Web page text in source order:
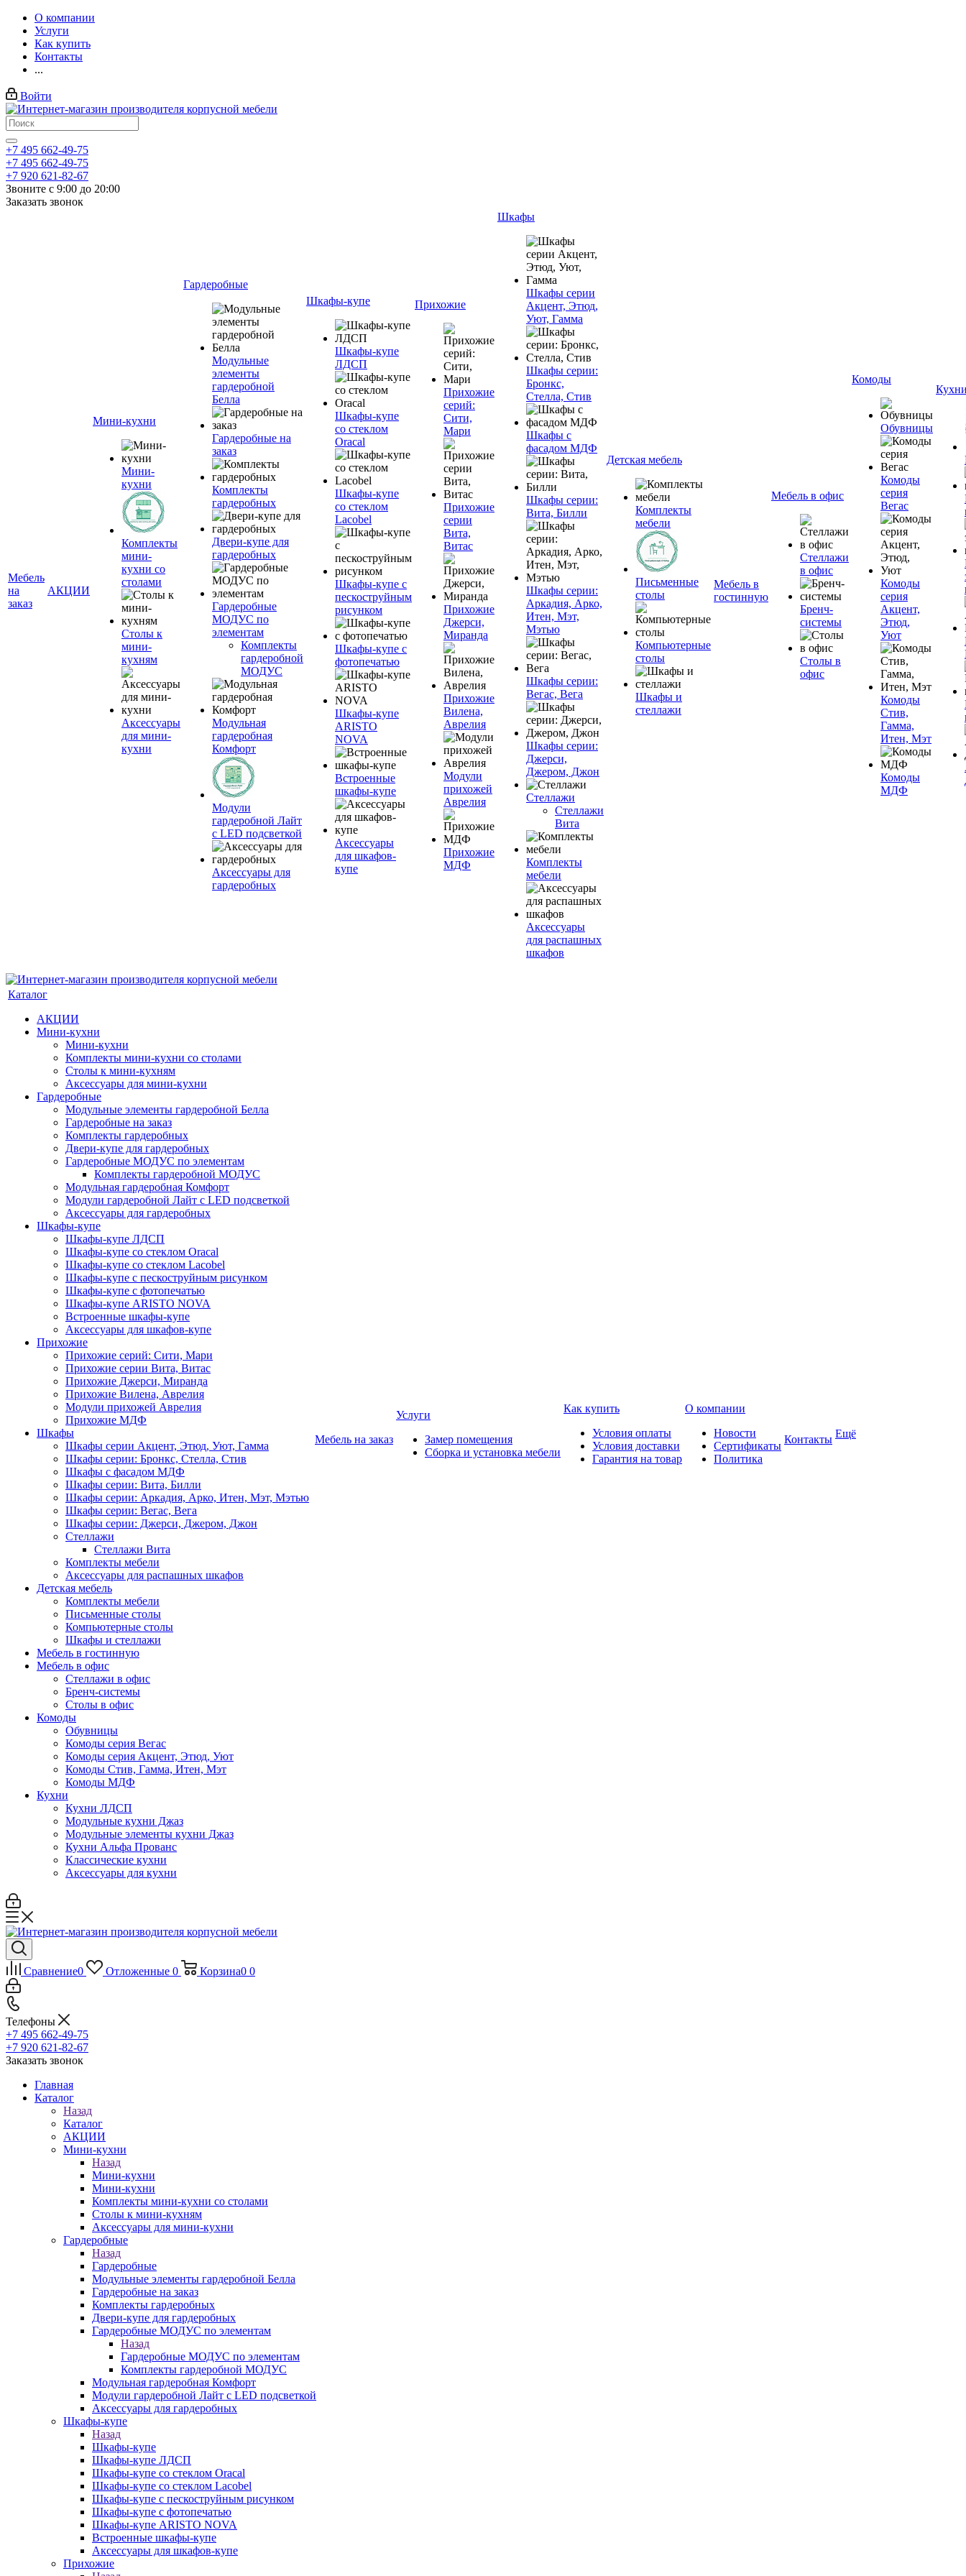
О компании
Услуги
Как купить
Контакты
...
Войти
+7 495 662-49-75
+7 495 662-49-75
+7 920 621-82-67
Звоните с 9:00 до 20:00
Заказать звонок
Мебель
на
заказ
АКЦИИ
Мини-кухни
Мини-
кухни
Комплекты
мини-
кухни со
столами
Столы к
мини-
кухням
Аксессуары
для мини-
кухни
Гардеробные
Модульные
элементы
гардеробной
Белла
Гардеробные на
заказ
Комплекты
гардеробных
Двери-купе для
гардеробных
Гардеробные
МОДУС по
элементам
Комплекты
гардеробной
МОДУС
Модульная
гардеробная
Комфорт
Модули
гардеробной Лайт
с LED подсветкой
Аксессуары для
гардеробных
Шкафы-купе
Шкафы-купе
ЛДСП
Шкафы-купе
со стеклом
Oracal
Шкафы-купе
со стеклом
Lacobel
Шкафы-купе с
пескоструйным
рисунком
Шкафы-купе с
фотопечатью
Шкафы-купе
ARISTO
NOVA
Встроенные
шкафы-купе
Аксессуары
для шкафов-
купе
Прихожие
Прихожие
серий:
Сити,
Мари
Прихожие
серии
Вита,
Витас
Прихожие
Джерси,
Миранда
Прихожие
Вилена,
Аврелия
Модули
прихожей
Аврелия
Прихожие
МДФ
Шкафы
Шкафы серии
Акцент, Этюд,
Уют, Гамма
Шкафы серии:
Бронкс,
Стелла, Стив
Шкафы с
фасадом МДФ
Шкафы серии:
Вита, Билли
Шкафы серии:
Аркадия, Арко,
Итен, Мэт,
Мэтью
Шкафы серии:
Вегас, Вега
Шкафы серии:
Джерси,
Джером, Джон
Стеллажи
Стеллажи
Вита
Комплекты
мебели
Аксессуары
для распашных
шкафов
Детская мебель
Комплекты
мебели
Письменные
столы
Компьютерные
столы
Шкафы и
стеллажи
Мебель в
гостинную
Мебель в офис
Стеллажи
в офис
Бренч-
системы
Столы в
офис
Комоды
Обувницы
Комоды
серия
Вегас
Комоды
серия
Акцент,
Этюд,
Уют
Комоды
Стив,
Гамма,
Итен, Мэт
Комоды
МДФ
Каталог
АКЦИИ
Мини-кухни
Мини-кухни
Комплекты мини-кухни со столами
Столы к мини-кухням
Аксессуары для мини-кухни
Гардеробные
Модульные элементы гардеробной Белла
Гардеробные на заказ
Комплекты гардеробных
Двери-купе для гардеробных
Гардеробные МОДУС по элементам
Комплекты гардеробной МОДУС
Модульная гардеробная Комфорт
Модули гардеробной Лайт с LED подсветкой
Аксессуары для гардеробных
Шкафы-купе
Шкафы-купе ЛДСП
Шкафы-купе со стеклом Oracal
Шкафы-купе со стеклом Lacobel
Шкафы-купе с пескоструйным рисунком
Шкафы-купе с фотопечатью
Шкафы-купе ARISTO NOVA
Встроенные шкафы-купе
Аксессуары для шкафов-купе
Прихожие
Прихожие серий: Сити, Мари
Прихожие серии Вита, Витас
Прихожие Джерси, Миранда
Прихожие Вилена, Аврелия
Модули прихожей Аврелия
Прихожие МДФ
Шкафы
Шкафы серии Акцент, Этюд, Уют, Гамма
Шкафы серии: Бронкс, Стелла, Стив
Шкафы с фасадом МДФ
Шкафы серии: Вита, Билли
Шкафы серии: Аркадия, Арко, Итен, Мэт, Мэтью
Шкафы серии: Вегас, Вега
Шкафы серии: Джерси, Джером, Джон
Стеллажи
Стеллажи Вита
Комплекты мебели
Аксессуары для распашных шкафов
Детская мебель
Комплекты мебели
Письменные столы
Компьютерные столы
Шкафы и стеллажи
Мебель в гостинную
Мебель в офис
Стеллажи в офис
Бренч-системы
Столы в офис
Комоды
Обувницы
Комоды серия Вегас
Комоды серия Акцент, Этюд, Уют
Комоды Стив, Гамма, Итен, Мэт
Комоды МДФ
Кухни
Кухни ЛДСП
Модульные кухни Джаз
Модульные элементы кухни Джаз
Кухни Альфа Прованс
Классические кухни
Аксессуары для кухни
Мебель на заказ
Услуги
Замер помещения
Сборка и установка мебели
Как купить
Условия оплаты
Условия доставки
Гарантия на товар
О компании
Новости
Сертификаты
Политика
Контакты Ещё
Сравнение0 Отложенные 0 Корзина0 0
Телефоны
+7 495 662-49-75
+7 920 621-82-67
Заказать звонок
Главная
Каталог
Назад
Каталог
АКЦИИ
Мини-кухни
Назад
Мини-кухни
Мини-кухни
Комплекты мини-кухни со столами
Столы к мини-кухням
Аксессуары для мини-кухни
Гардеробные
Назад
Гардеробные
Модульные элементы гардеробной Белла
Гардеробные на заказ
Комплекты гардеробных
Двери-купе для гардеробных
Гардеробные МОДУС по элементам
Назад
Гардеробные МОДУС по элементам
Комплекты гардеробной МОДУС
Модульная гардеробная Комфорт
Модули гардеробной Лайт с LED подсветкой
Аксессуары для гардеробных
Шкафы-купе
Назад
Шкафы-купе
Шкафы-купе ЛДСП
Шкафы-купе со стеклом Oracal
Шкафы-купе со стеклом Lacobel
Шкафы-купе с пескоструйным рисунком
Шкафы-купе с фотопечатью
Шкафы-купе ARISTO NOVA
Встроенные шкафы-купе
Аксессуары для шкафов-купе
Прихожие